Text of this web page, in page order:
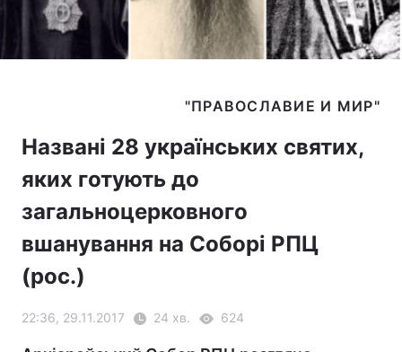
Названі 28 українських святих,
яких готують до
загальноцерковного
вшанування на Соборі РПЦ
(рос.)
22:36, 29.11.2017 24 хв. 624